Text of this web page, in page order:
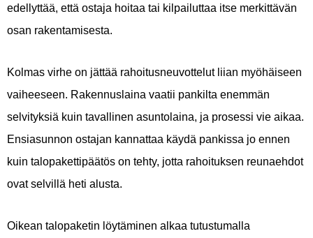
edellyttää, että ostaja hoitaa tai kilpailuttaa itse merkittävän
osan rakentamisesta.
Kolmas virhe on jättää rahoitusneuvottelut liian myöhäiseen
vaiheeseen. Rakennuslaina vaatii pankilta enemmän
selvityksiä kuin tavallinen asuntolaina, ja prosessi vie aikaa.
Ensiasunnon ostajan kannattaa käydä pankissa jo ennen
kuin talopakettipäätös on tehty, jotta rahoituksen reunaehdot
ovat selvillä heti alusta.
Oikean talopaketin löytäminen alkaa tutustumalla